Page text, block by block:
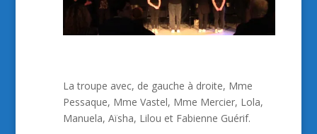
La troupe avec, de gauche à droite, Mme
Pessaque, Mme Vastel, Mme Mercier, Lola,
Manuela, Aïsha, Lilou et Fabienne Guérif.